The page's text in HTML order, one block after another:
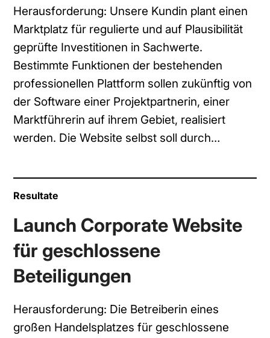
Herausforderung: Unsere Kundin plant einen
Marktplatz für regulierte und auf Plausibilität
geprüfte Investitionen in Sachwerte.
Bestimmte Funktionen der bestehenden
professionellen Plattform sollen zukünftig von
der Software einer Projektpartnerin, einer
Marktführerin auf ihrem Gebiet, realisiert
werden. Die Website selbst soll durch…
Resultate
Launch Corporate Website
für geschlossene
Beteiligungen
Herausforderung: Die Betreiberin eines
großen Handelsplatzes für geschlossene